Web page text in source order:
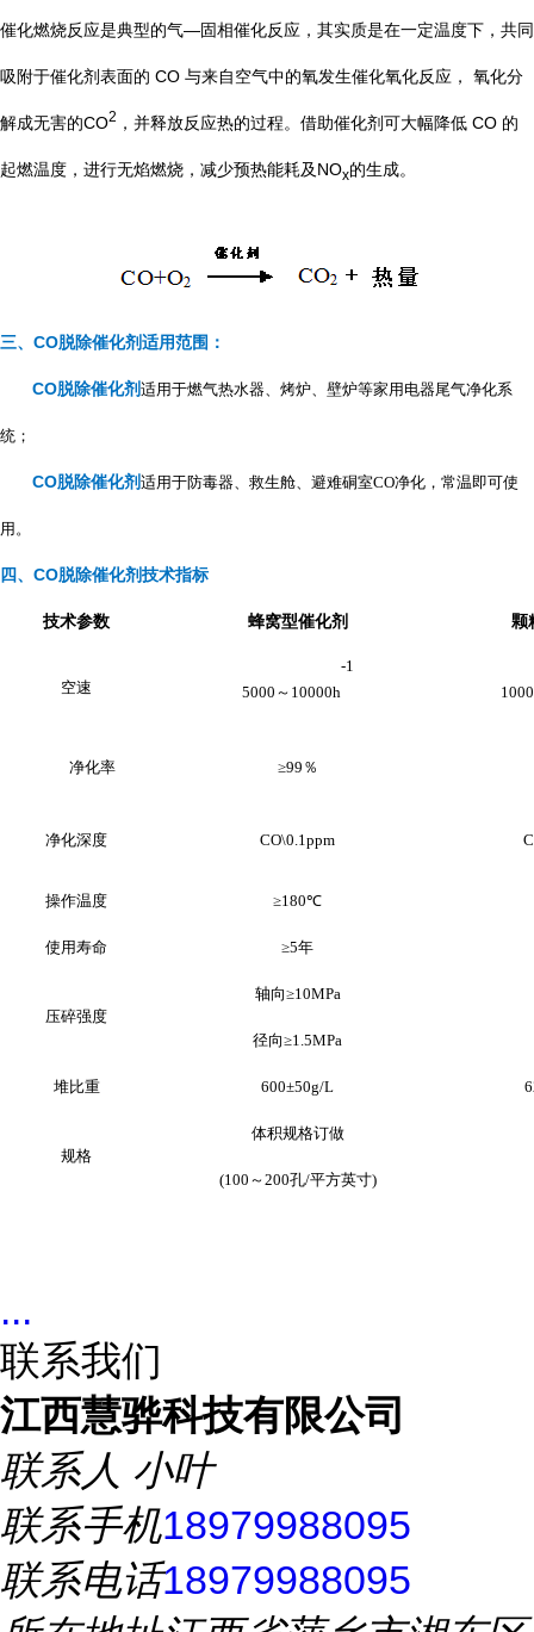
催化燃烧反应是典型的气—固相催化反应，其实质是在一定温度下，共同
吸附于催化剂表面的 CO 与来自空气中的氧发生催化氧化反应， 氧化分
解成无害的CO2 ，并释放反应热的过程。借助催化剂可大幅降低 CO 的
起燃温度，进行无焰燃烧，减少预热能耗及NOx的生成。
三、 CO脱除催化剂适用范围：
CO脱除催化剂 适用于燃气热水器、烤炉、壁炉等家用电器尾气净化系
统；
CO脱除催化剂 适用于防毒器、救生舱、避难硐室CO净化，常温即可使
用。
四、 CO脱除催化剂技术指标
技术参数 蜂窝型催化剂 颗
空速 5000～10000h
-1
净化率 ≥99％
净化深度 CO\0.1ppm
操作温度 ≥180℃
使用寿命 ≥5年
压碎强度
轴向≥10MPa
径向≥1.5MPa
堆比重 600±50g/L
规格
体积规格订做
(100～200孔/平方英寸)
...
联系我们
江西慧骅科技有限公司
联系人 小叶
联系手机18979988095
联系电话18979988095